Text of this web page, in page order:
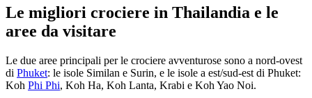
Le migliori crociere in Thailandia e le
aree da visitare
Le due aree principali per le crociere avventurose sono a nord-ovest
di Phuket: le isole Similan e Surin, e le isole a est/sud-est di Phuket:
Koh Phi Phi, Koh Ha, Koh Lanta, Krabi e Koh Yao Noi.